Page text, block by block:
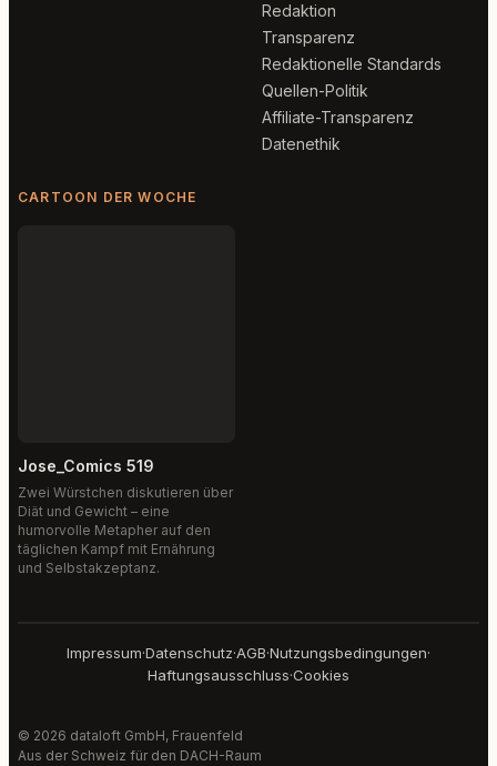
Redaktion
Transparenz
Redaktionelle Standards
Quellen-Politik
Affiliate-Transparenz
Datenethik
CARTOON DER WOCHE
Jose_Comics 519
Zwei Würstchen diskutieren über
Diät und Gewicht – eine
humorvolle Metapher auf den
täglichen Kampf mit Ernährung
und Selbstakzeptanz.
Impressum·Datenschutz·AGB·Nutzungsbedingungen·
Haftungsausschluss·Cookies
© 2026 dataloft GmbH, Frauenfeld
Aus der Schweiz für den DACH-Raum